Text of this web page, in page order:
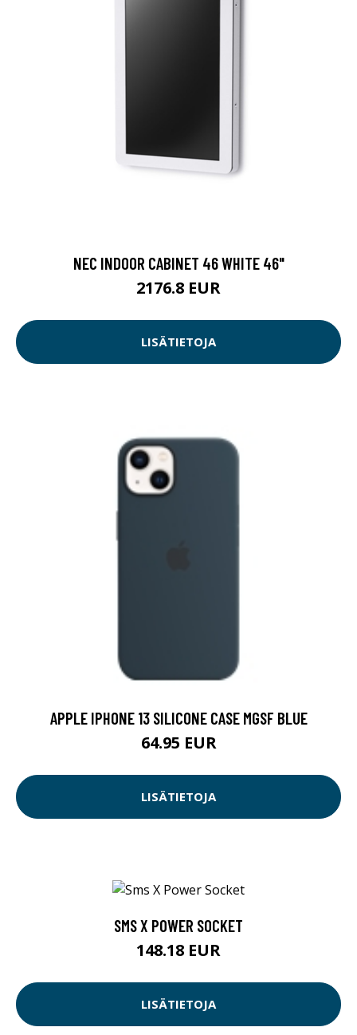
NEC INDOOR CABINET 46 WHITE 46"
2176.8 EUR
LISÄTIETOJA
APPLE IPHONE 13 SILICONE CASE MGSF BLUE
64.95 EUR
LISÄTIETOJA
SMS X POWER SOCKET
148.18 EUR
LISÄTIETOJA